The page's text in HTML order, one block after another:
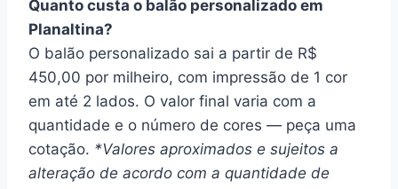
Quanto custa o balão personalizado em
Planaltina?
O balão personalizado sai a partir de R$
450,00 por milheiro, com impressão de 1 cor
em até 2 lados. O valor final varia com a
quantidade e o número de cores — peça uma
cotação. *Valores aproximados e sujeitos a
alteração de acordo com a quantidade de